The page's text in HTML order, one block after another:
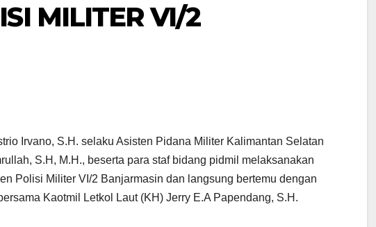
MILITER VI/2
Irvano, S.H. selaku Asisten Pidana Militer Kalimantan Selatan
S.H, M.H., beserta para staf bidang pidmil melaksanakan
Polisi Militer VI/2 Banjarmasin dan langsung bertemu dengan
Kaotmil Letkol Laut (KH) Jerry E.A Papendang, S.H.